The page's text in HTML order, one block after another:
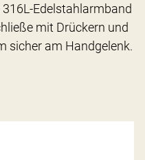
Edelstahlarmband
mit Drückern und
sicher am Handgelenk.